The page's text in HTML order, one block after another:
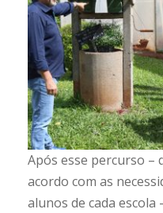
Após esse percurso –
acordo com as
alunos de cada escola